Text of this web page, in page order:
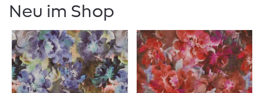
Neu im Shop